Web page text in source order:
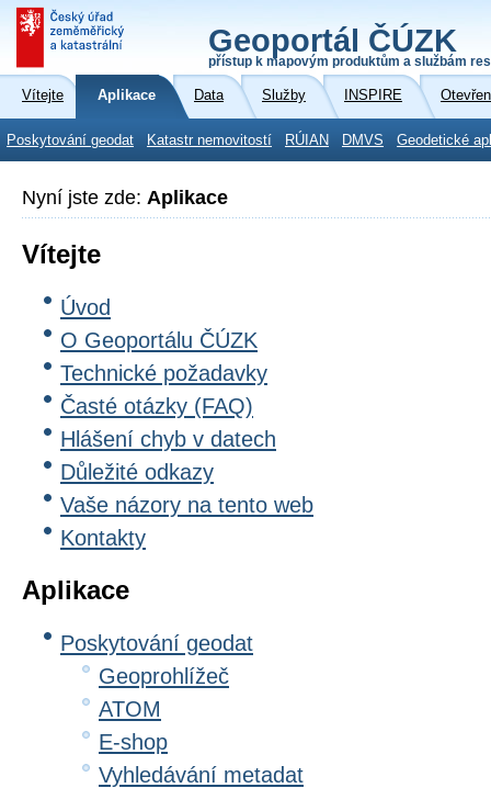
Geoportál ČÚZK
přístup k mapovým produktům a službám
Vítejte Aplikace Data Služby INSPIRE
Poskytování geodat Katastr nemovitostí RÚIAN DMVS Geodetické
Nyní jste zde: Aplikace
Vítejte
Úvod
O Geoportálu ČÚZK
Technické požadavky
Časté otázky (FAQ)
Hlášení chyb v datech
Důležité odkazy
Vaše názory na tento web
Kontakty
Aplikace
Poskytování geodat
Geoprohlížeč
ATOM
E-shop
Vyhledávání metadat